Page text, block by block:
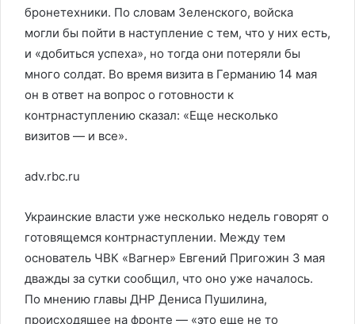
бронетехники. По словам Зеленского, войска
могли бы пойти в наступление с тем, что у них есть,
и «добиться успеха», но тогда они потеряли бы
много солдат. Во время визита в Германию 14 мая
он в ответ на вопрос о готовности к
контрнаступлению сказал: «Еще несколько
визитов — и все».
adv.rbc.ru
Украинские власти уже несколько недель говорят о
готовящемся контрнаступлении. Между тем
основатель ЧВК «Вагнер» Евгений Пригожин 3 мая
дважды за сутки сообщил, что оно уже началось.
По мнению главы ДНР Дениса Пушилина,
происходящее на фронте — «это еще не то